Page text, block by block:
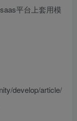
平台上套用模
develop/article/